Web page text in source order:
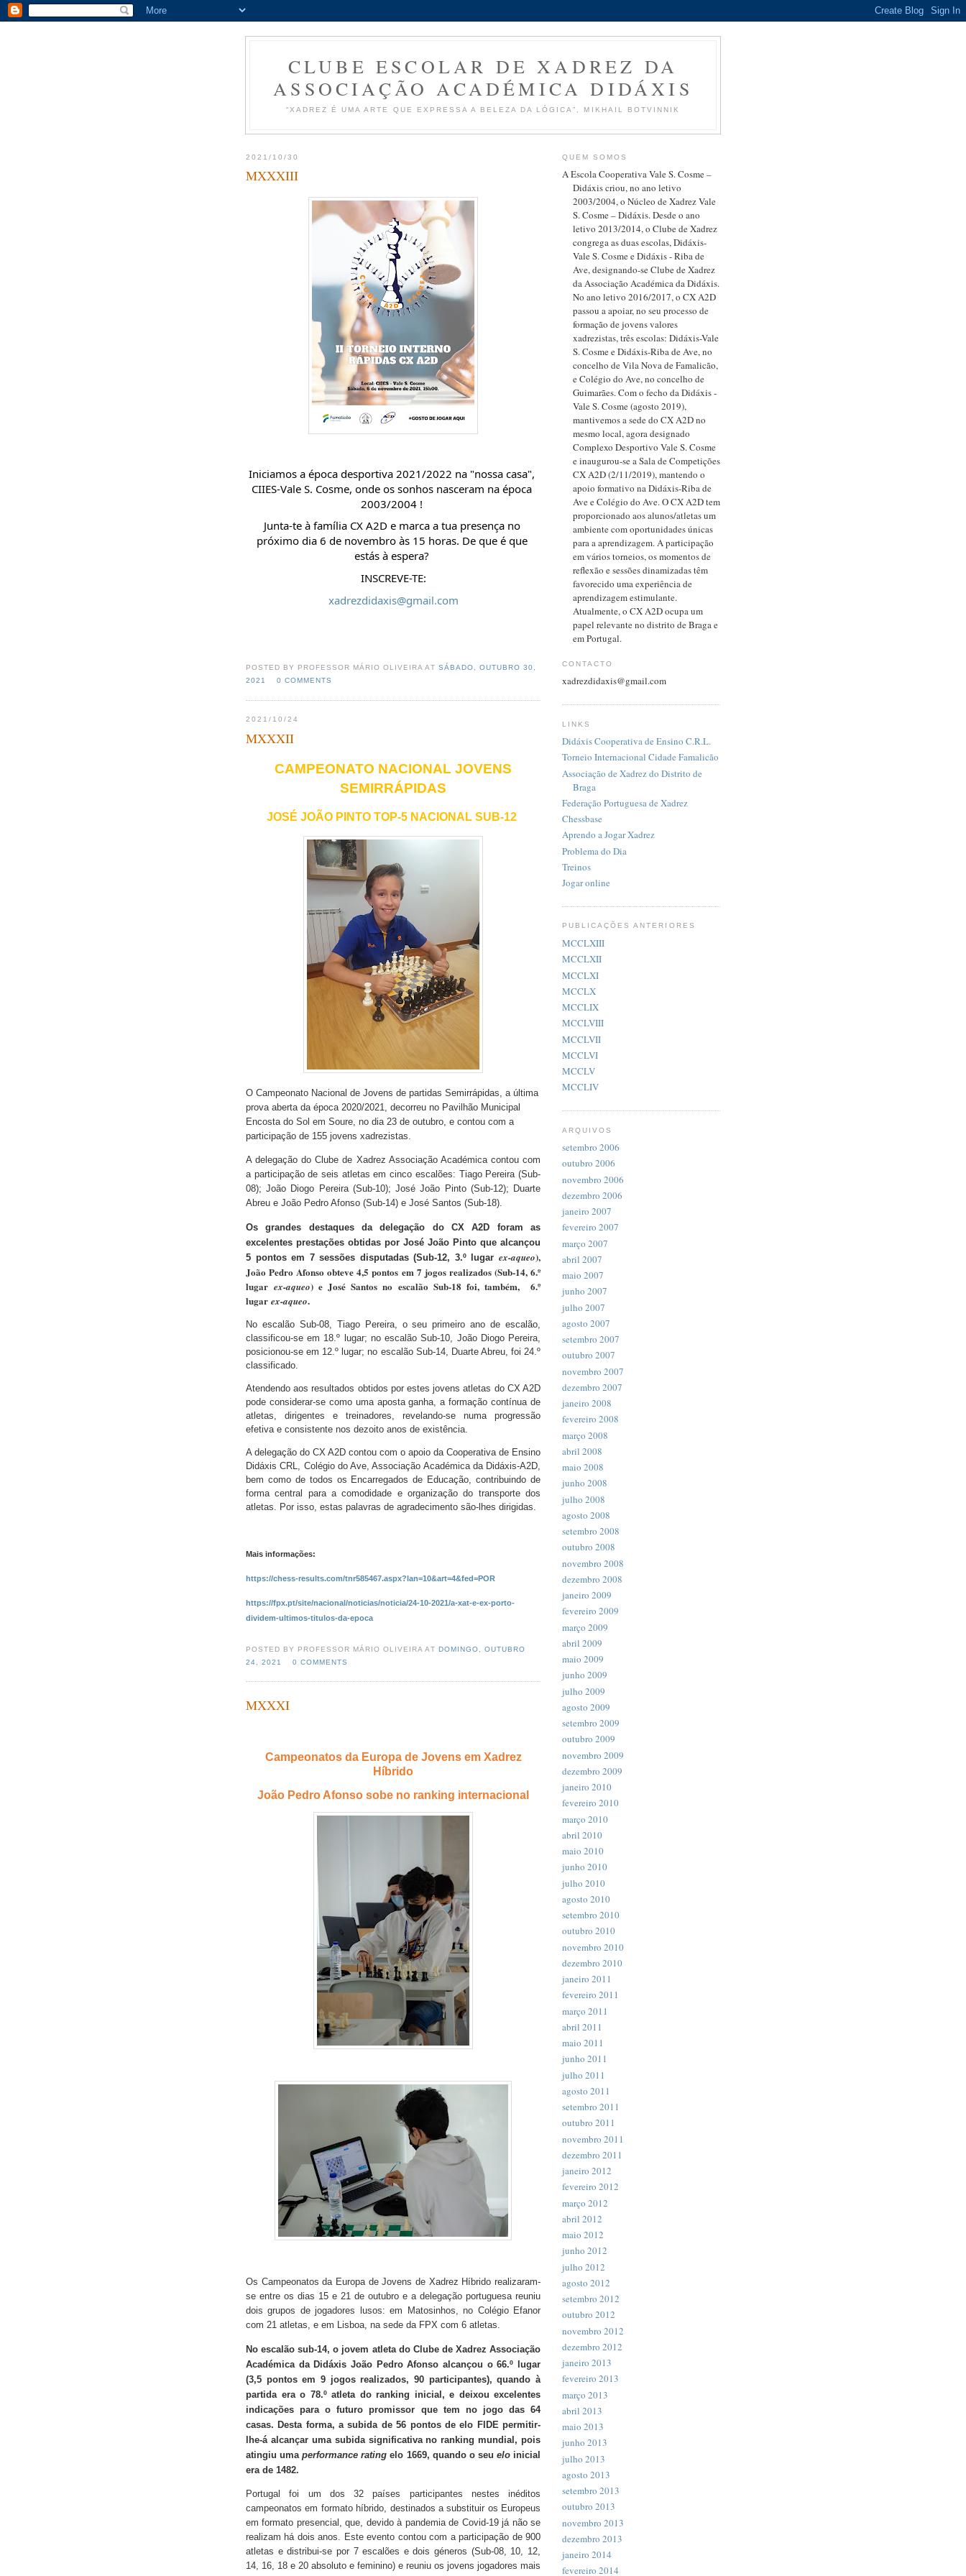
CLUBE ESCOLAR DE XADREZ DA
ASSOCIAÇÃO ACADÉMICA DIDÁXIS
“XADREZ É UMA ARTE QUE EXPRESSA A BELEZA DA LÓGICA”, MIKHAIL BOTVINNIK
2021/10/30
MXXXIII
Iniciamos a época desportiva 2021/2022 na "nossa casa",
CIIES-Vale S. Cosme, onde os sonhos nasceram na época
2003/2004 !
Junta-te à família CX A2D e marca a tua presença no
próximo dia 6 de novembro às 15 horas. De que é que
estás à espera?
INSCREVE-TE:
xadrezdidaxis@gmail.com
POSTED BY PROFESSOR MÁRIO OLIVEIRA AT SÁBADO, OUTUBRO 30,
2021
0 COMMENTS
2021/10/24
MXXXII
CAMPEONATO NACIONAL JOVENS
SEMIRRÁPIDAS
JOSÉ JOÃO PINTO TOP-5 NACIONAL SUB-12
O Campeonato Nacional de Jovens de partidas Semirrápidas, a última
prova aberta da época 2020/2021, decorreu no Pavilhão Municipal
Encosta do Sol em Soure, no dia 23 de outubro, e contou com a
participação de 155 jovens xadrezistas.
A delegação do Clube de Xadrez Associação Académica contou com
a participação de seis atletas em cinco escalões: Tiago Pereira (Sub-
08); João Diogo Pereira (Sub-10); José João Pinto (Sub-12); Duarte
Abreu e João Pedro Afonso (Sub-14) e José Santos (Sub-18).
Os grandes destaques da delegação do CX A2D foram as
excelentes prestações obtidas por José João Pinto que alcançou
5 pontos em 7 sessões disputadas (Sub-12, 3.º lugar ex-aqueo),
João Pedro Afonso obteve 4,5 pontos em 7 jogos realizados (Sub-14, 6.º
lugarex-aqueo) e José Santos no escalão Sub-18 foi, também,
6.º
lugar ex-aqueo.
No escalão Sub-08, Tiago Pereira, o seu primeiro ano de escalão,
classificou-se em 18.º lugar; no escalão Sub-10, João Diogo Pereira,
posicionou-se em 12.º lugar; no escalão Sub-14, Duarte Abreu, foi 24.º
classificado.
Atendendo aos resultados obtidos por estes jovens atletas do CX A2D
pode considerar-se como uma aposta ganha, a formação contínua de
atletas, dirigentes e treinadores, revelando-se numa progressão
efetiva e consistente nos dezoito anos de existência.
A delegação do CX A2D contou com o apoio da Cooperativa de Ensino
Didáxis CRL, Colégio do Ave, Associação Académica da Didáxis-A2D,
bem como de todos os Encarregados de Educação, contribuindo de
forma central para a comodidade e organização do transporte dos
atletas. Por isso, estas palavras de agradecimento são-lhes dirigidas.
Mais informações:
https://chess-results.com/tnr585467.aspx?lan=10&art=4&fed=POR
https://fpx.pt/site/nacional/noticias/noticia/24-10-2021/a-xat-e-ex-porto-
dividem-ultimos-titulos-da-epoca
POSTED BY PROFESSOR MÁRIO OLIVEIRA AT DOMINGO, OUTUBRO
24, 2021
0 COMMENTS
MXXXI
Campeonatos da Europa de Jovens em Xadrez
Híbrido
João Pedro Afonso sobe no ranking internacional
Os Campeonatos da Europa de Jovens de Xadrez Híbrido realizaram-
se entre os dias 15 e 21 de outubro e a delegação portuguesa reuniu
dois grupos de jogadores lusos: em Matosinhos, no Colégio Efanor
com 21 atletas, e em Lisboa, na sede da FPX com 6 atletas.
No escalão sub-14, o jovem atleta do Clube de Xadrez Associação
Académica da Didáxis João Pedro Afonso alcançou o 66.º lugar
(3,5 pontos em 9 jogos realizados, 90 participantes), quando à
partida era o 78.º atleta do ranking inicial, e deixou excelentes
indicações para o futuro promissor que tem no jogo das 64
casas. Desta forma, a subida de 56 pontos de elo FIDE permitir-
lhe-á alcançar uma subida significativa no ranking mundial, pois
atingiu umaperformance rating elo 1669, quando o seu eloinicial
era de 1482.
Portugal foi um dos 32 países participantes nestes inéditos
campeonatos em formato híbrido, destinados a substituir os Europeus
em formato presencial, que, devido à pandemia de Covid-19 já não se
realizam há dois anos. Este evento contou com a participação de 900
atletas e distribui-se por 7 escalões e dois géneros (Sub-08, 10, 12,
14, 16, 18 e 20 absoluto e feminino) e reuniu os jovens jogadores mais
QUEM SOMOS
A Escola Cooperativa Vale S. Cosme –
Didáxis criou, no ano letivo
2003/2004, o Núcleo de Xadrez Vale
S. Cosme – Didáxis. Desde o ano
letivo 2013/2014, o Clube de Xadrez
congrega as duas escolas, Didáxis-
Vale S. Cosme e Didáxis - Riba de
Ave, designando-se Clube de Xadrez
da Associação Académica da Didáxis.
No ano letivo 2016/2017, o CX A2D
passou a apoiar, no seu processo de
formação de jovens valores
xadrezistas, três escolas: Didáxis-Vale
S. Cosme e Didáxis-Riba de Ave, no
concelho de Vila Nova de Famalicão,
e Colégio do Ave, no concelho de
Guimarães. Com o fecho da Didáxis -
Vale S. Cosme (agosto 2019),
mantivemos a sede do CX A2D no
mesmo local, agora designado
Complexo Desportivo Vale S. Cosme
e inaugurou-se a Sala de Competições
CX A2D (2/11/2019), mantendo o
apoio formativo na Didáxis-Riba de
Ave e Colégio do Ave. O CX A2D tem
proporcionado aos alunos/atletas um
ambiente com oportunidades únicas
para a aprendizagem. A participação
em vários torneios, os momentos de
reflexão e sessões dinamizadas têm
favorecido uma experiência de
aprendizagem estimulante.
Atualmente, o CX A2D ocupa um
papel relevante no distrito de Braga e
em Portugal.
CONTACTO
xadrezdidaxis@gmail.com
LINKS
Didáxis Cooperativa de Ensino C.R.L.
Torneio Internacional Cidade Famalicão
Associação de Xadrez do Distrito de
Braga
Federação Portuguesa de Xadrez
Chessbase
Aprendo a Jogar Xadrez
Problema do Dia
Treinos
Jogar online
PUBLICAÇÕES ANTERIORES
MCCLXIII
MCCLXII
MCCLXI
MCCLX
MCCLIX
MCCLVIII
MCCLVII
MCCLVI
MCCLV
MCCLIV
ARQUIVOS
setembro 2006
outubro 2006
novembro 2006
dezembro 2006
janeiro 2007
fevereiro 2007
março 2007
abril 2007
maio 2007
junho 2007
julho 2007
agosto 2007
setembro 2007
outubro 2007
novembro 2007
dezembro 2007
janeiro 2008
fevereiro 2008
março 2008
abril 2008
maio 2008
junho 2008
julho 2008
agosto 2008
setembro 2008
outubro 2008
novembro 2008
dezembro 2008
janeiro 2009
fevereiro 2009
março 2009
abril 2009
maio 2009
junho 2009
julho 2009
agosto 2009
setembro 2009
outubro 2009
novembro 2009
dezembro 2009
janeiro 2010
fevereiro 2010
março 2010
abril 2010
maio 2010
junho 2010
julho 2010
agosto 2010
setembro 2010
outubro 2010
novembro 2010
dezembro 2010
janeiro 2011
fevereiro 2011
março 2011
abril 2011
maio 2011
junho 2011
julho 2011
agosto 2011
setembro 2011
outubro 2011
novembro 2011
dezembro 2011
janeiro 2012
fevereiro 2012
março 2012
abril 2012
maio 2012
junho 2012
julho 2012
agosto 2012
setembro 2012
outubro 2012
novembro 2012
dezembro 2012
janeiro 2013
fevereiro 2013
março 2013
abril 2013
maio 2013
junho 2013
julho 2013
agosto 2013
setembro 2013
outubro 2013
novembro 2013
dezembro 2013
janeiro 2014
fevereiro 2014